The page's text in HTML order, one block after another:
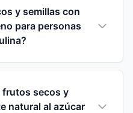
y semillas con
para personas
frutos secos y
natural al azúcar